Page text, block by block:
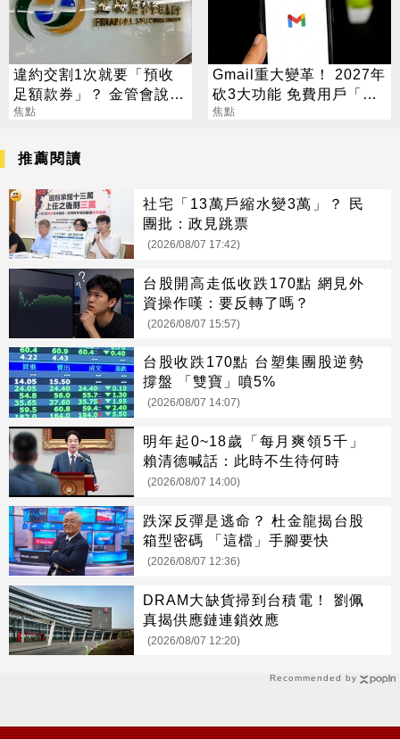
違約交割1次就要「預收
足額款券」？ 金管會說話
了
焦點
Gmail重大變革！ 2027年
砍3大功能 免費用戶「這
好康」不能用了
焦點
Recommended by
推薦閱讀
社宅「13萬戶縮水變3萬」？ 民
團批：政見跳票
(2026/08/07 17:42)
台股開高走低收跌170點 網見外
資操作嘆：要反轉了嗎？
(2026/08/07 15:57)
台股收跌170點 台塑集團股逆勢
撐盤 「雙寶」噴5%
(2026/08/07 14:07)
明年起0~18歲「每月爽領5千」
賴清德喊話：此時不生待何時
(2026/08/07 14:00)
跌深反彈是逃命？ 杜金龍揭台股
箱型密碼 「這檔」手腳要快
(2026/08/07 12:36)
DRAM大缺貨掃到台積電！ 劉佩
真揭供應鏈連鎖效應
(2026/08/07 12:20)